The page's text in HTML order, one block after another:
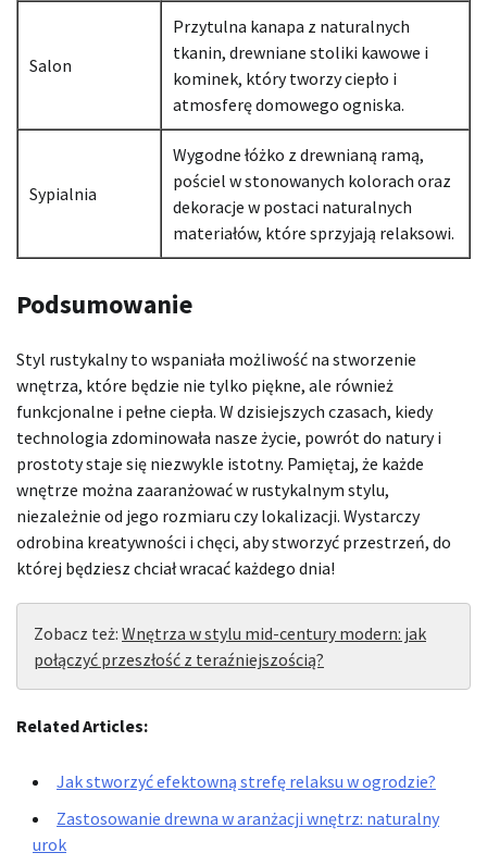
Salon
Przytulna kanapa z naturalnych
tkanin, drewniane stoliki kawowe i
kominek, który tworzy ciepło i
atmosferę domowego ogniska.
Sypialnia
Wygodne łóżko z drewnianą ramą,
pościel w stonowanych kolorach oraz
dekoracje w postaci naturalnych
materiałów, które sprzyjają relaksowi.
Podsumowanie
Styl rustykalny to wspaniała możliwość na stworzenie
wnętrza, które będzie nie tylko piękne, ale również
funkcjonalne i pełne ciepła. W dzisiejszych czasach, kiedy
technologia zdominowała nasze życie, powrót do natury i
prostoty staje się niezwykle istotny. Pamiętaj, że każde
wnętrze można zaaranżować w rustykalnym stylu,
niezależnie od jego rozmiaru czy lokalizacji. Wystarczy
odrobina kreatywności i chęci, aby stworzyć przestrzeń, do
której będziesz chciał wracać każdego dnia!
Zobacz też: Wnętrza w stylu mid-century modern: jak
połączyć przeszłość z teraźniejszością?
Related Articles:
Jak stworzyć efektowną strefę relaksu w ogrodzie?
Zastosowanie drewna w aranżacji wnętrz: naturalny
urok